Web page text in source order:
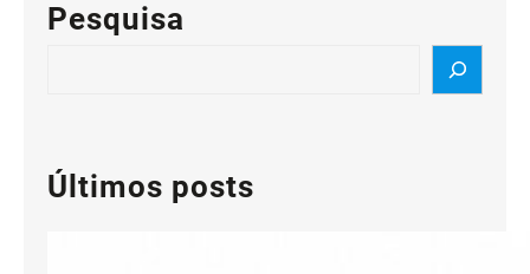
Pesquisa
c
h
Últimos posts